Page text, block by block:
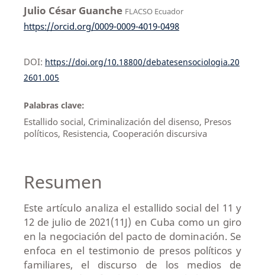
Julio César Guanche FLACSO Ecuador
https://orcid.org/0009-0009-4019-0498
DOI: https://doi.org/10.18800/debatesensociologia.20
2601.005
Palabras clave:
Estallido social, Criminalización del disenso, Presos
políticos, Resistencia, Cooperación discursiva
Resumen
Este artículo analiza el estallido social del 11 y
12 de julio de 2021(11J) en Cuba como un giro
en la negociación del pacto de dominación. Se
enfoca en el testimonio de presos políticos y
familiares, el discurso de los medios de